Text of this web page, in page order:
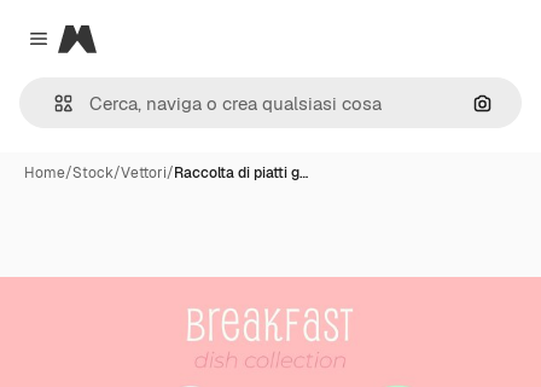
Close menu
Magnific
Cerca
Home/Stock/Vettori/Raccolta di piatti g…